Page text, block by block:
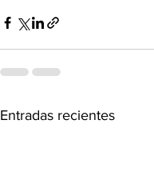
Entradas recientes